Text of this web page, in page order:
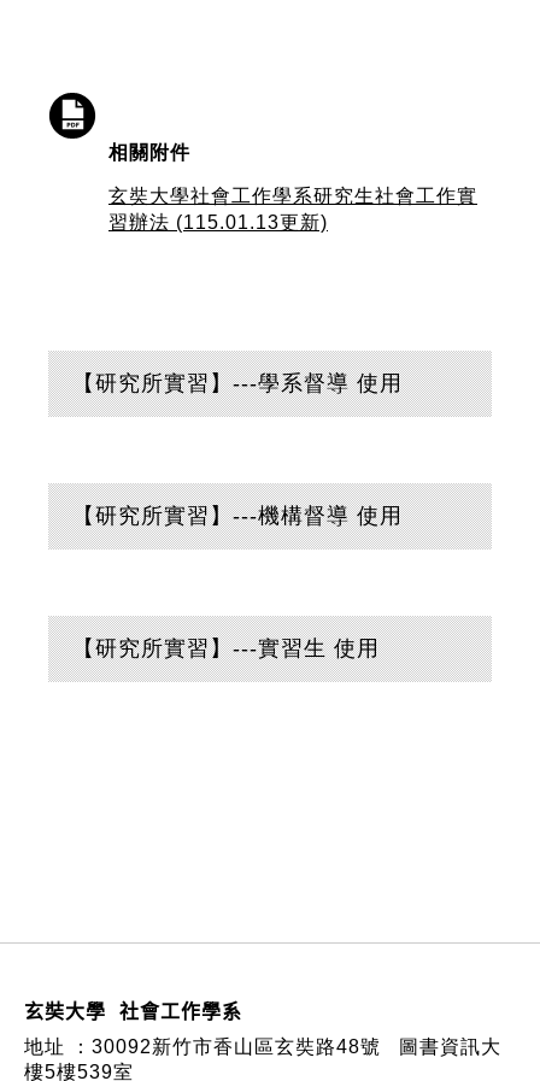
相關附件
玄奘大學社會工作學系研究生社會工作實
習辦法 (115.01.13更新)
【研究所實習】---學系督導 使用
【研究所實習】---機構督導 使用
【研究所實習】---實習生 使用
玄奘大學 社會工作學系
地址 ： 30092新竹市香山區玄奘路48號
圖書資訊大
樓5樓539室